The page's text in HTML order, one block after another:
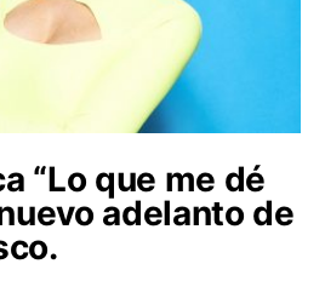
“Lo que me dé
adelanto de